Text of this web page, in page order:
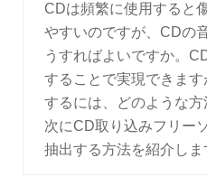
CDは頻繁に使用すると
やすいのですが、CDの
うすればよいですか。
することで実現できま
するには、どのような
次にCD取り込みフリー
抽出する方法を紹介しま